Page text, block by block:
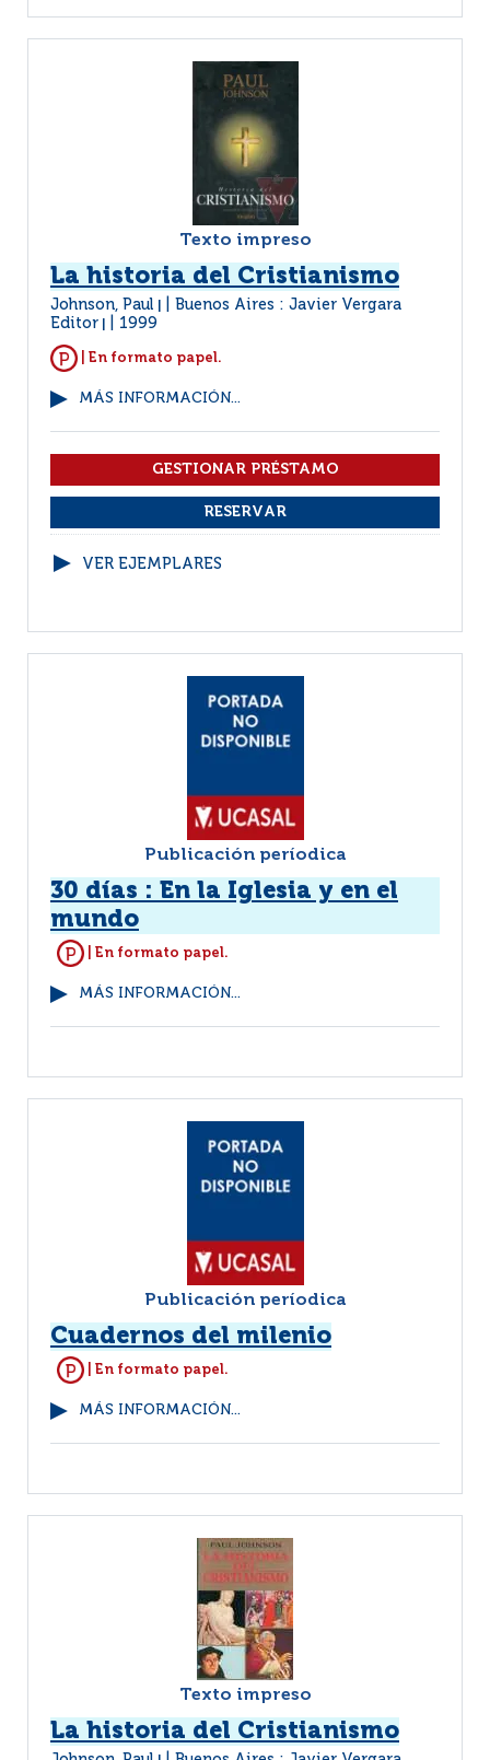
Texto impreso
La historia del Cristianismo
Johnson, Paul
Buenos Aires : Javier Vergara
Editor
1999
| En formato papel.
MÁS INFORMACIÓN...
VER EJEMPLARES
Publicación períodica
30 días : En la Iglesia y en el
mundo
| En formato papel.
MÁS INFORMACIÓN...
Publicación períodica
Cuadernos del milenio
| En formato papel.
MÁS INFORMACIÓN...
Texto impreso
La historia del Cristianismo